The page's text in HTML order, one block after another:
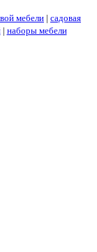
мебели | садовая
| наборы мебели